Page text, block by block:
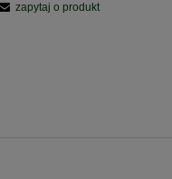
zapytaj o produkt